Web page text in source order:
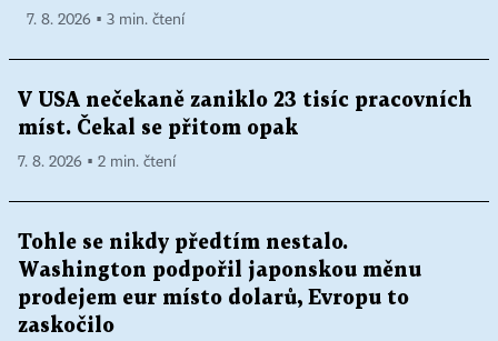
7. 8. 2026 ▪ 3 min. čtení
V USA nečekaně zaniklo 23 tisíc pracovních
míst. Čekal se přitom opak
7. 8. 2026 ▪ 2 min. čtení
Tohle se nikdy předtím nestalo.
Washington podpořil japonskou měnu
prodejem eur místo dolarů, Evropu to
zaskočilo